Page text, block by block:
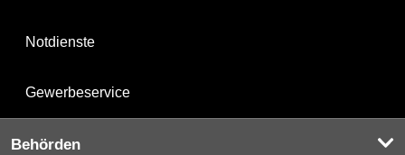
Notdienste
Gewerbeservice
Behörden